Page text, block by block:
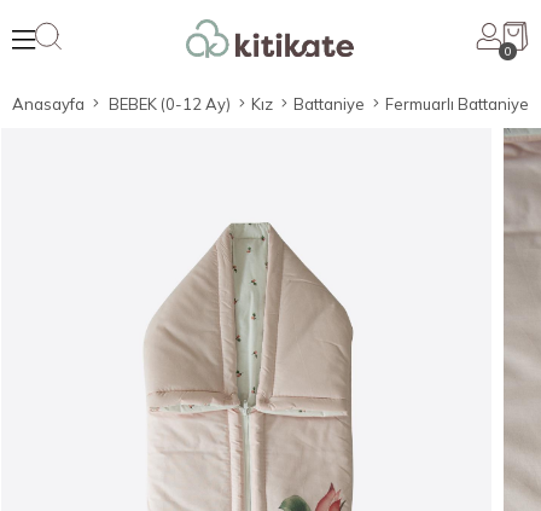
0
Anasayfa BEBEK (0-12 Ay) Kız Battaniye Fermuarlı Battaniye